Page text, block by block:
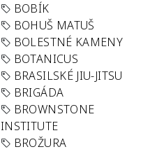
BOBÍK
BOHUŠ MATUŠ
BOLESTNÉ KAMENY
BOTANICUS
BRASILSKÉ JIU-JITSU
BRIGÁDA
BROWNSTONE
INSTITUTE
BROŽURA